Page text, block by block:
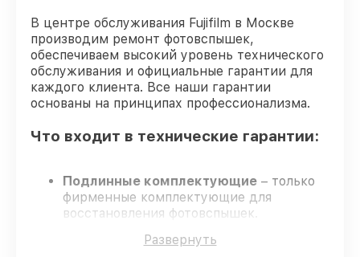
В центре обслуживания Fujifilm в Москве
производим ремонт фотовспышек,
обеспечиваем высокий уровень технического
обслуживания и официальные гарантии для
каждого клиента. Все наши гарантии
основаны на принципах профессионализма.
Что входит в технические гарантии:
Подлинные комплектующие – только
фирменные комплектующие для
восстановления фотовспышек.
обучение и сертификация подтверждают
Развернуть